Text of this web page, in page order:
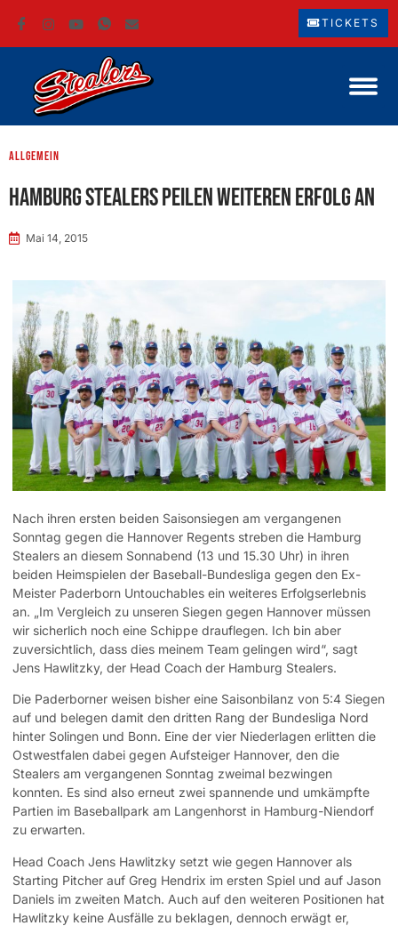
TICKETS
Allgemein
Hamburg Stealers peilen weiteren Erfolg an
Mai 14, 2015
Nach ihren ersten beiden Saisonsiegen am vergangenen
Sonntag gegen die Hannover Regents streben die Hamburg
Stealers an diesem Sonnabend (13 und 15.30 Uhr) in ihren
beiden Heimspielen der Baseball-Bundesliga gegen den Ex-
Meister Paderborn Untouchables ein weiteres Erfolgserlebnis
an. „Im Vergleich zu unseren Siegen gegen Hannover müssen
wir sicherlich noch eine Schippe drauflegen. Ich bin aber
zuversichtlich, dass dies meinem Team gelingen wird“, sagt
Jens Hawlitzky, der Head Coach der Hamburg Stealers.
Die Paderborner weisen bisher eine Saisonbilanz von 5:4 Siegen
auf und belegen damit den dritten Rang der Bundesliga Nord
hinter Solingen und Bonn. Eine der vier Niederlagen erlitten die
Ostwestfalen dabei gegen Aufsteiger Hannover, den die
Stealers am vergangenen Sonntag zweimal bezwingen
konnten. Es sind also erneut zwei spannende und umkämpfte
Partien im Baseballpark am Langenhorst in Hamburg-Niendorf
zu erwarten.
Head Coach Jens Hawlitzky setzt wie gegen Hannover als
Starting Pitcher auf Greg Hendrix im ersten Spiel und auf Jason
Daniels im zweiten Match. Auch auf den weiteren Positionen hat
Hawlitzky keine Ausfälle zu beklagen, dennoch erwägt er,